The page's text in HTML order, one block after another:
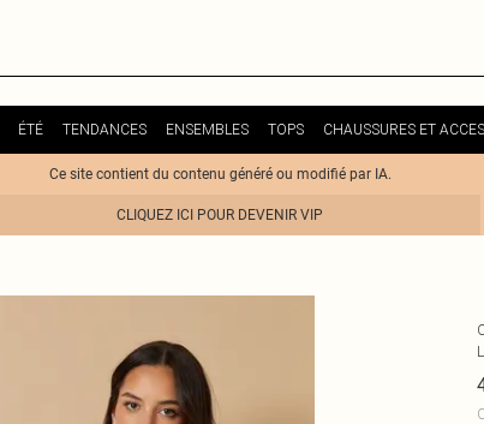
ÉTÉ TENDANCES ENSEMBLES TOPS CHAUSSURES ET
Ce site contient du contenu généré ou modifié par IA.
CLIQUEZ ICI POUR DEVENIR VIP